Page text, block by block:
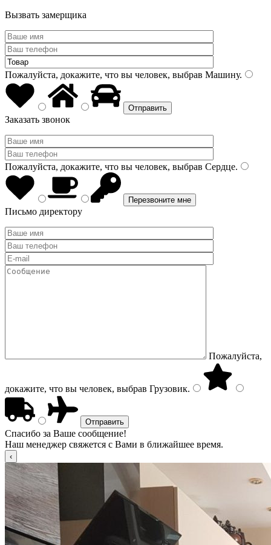
Вызвать замерщика
Пожалуйста, докажите, что вы человек, выбрав Машину.
Заказать звонок
Пожалуйста, докажите, что вы человек, выбрав Сердце.
Письмо директору
Пожалуйста,
докажите, что вы человек, выбрав Грузовик.
Спасибо за Ваше сообщение!
Наш менеджер свяжется с Вами в ближайшее время.